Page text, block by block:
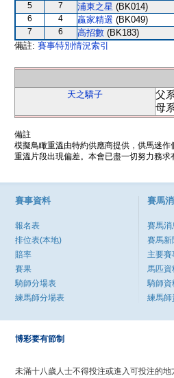
5 7 浦東之星 (BK014)
6 4 贏家精選 (BK049)
7 6 高招數 (BK183)
備註: 賽事特別情況索引
天之驕子
父
母
備註
模擬鳥瞰重溫由特約供應商提供，供馬迷
重溫片段出現偏差。本會已盡一切努力務
賽事資料
報名表
排位表(本地)
賠率
賽果
騎師分場表
練馬師分場表
賽馬
賽馬消
賽馬新
主要賽
馬匹資
騎師資
練馬師
博彩要有節制
未滿十八歲人士不得投注或進入可投注的地